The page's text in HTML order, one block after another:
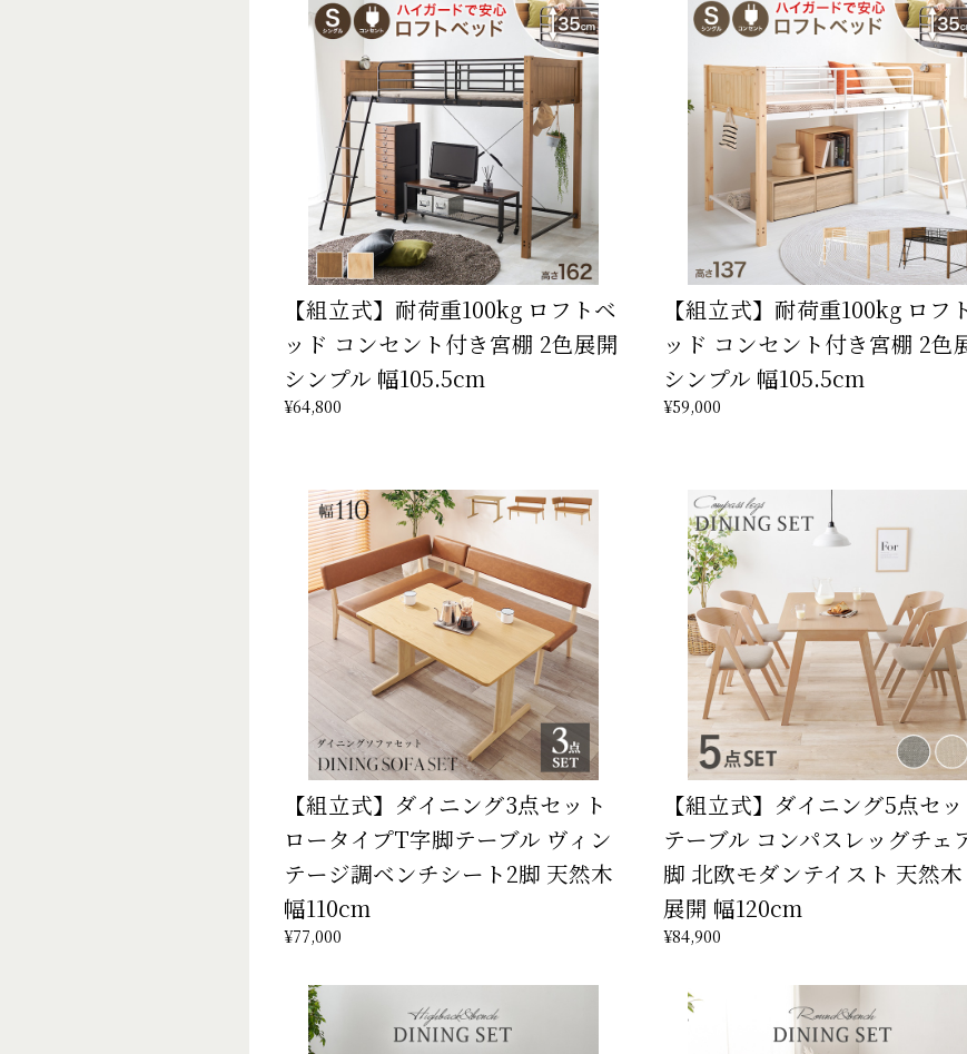
【組立式】耐荷重100kg ロフトベ
ッド コンセント付き宮棚 2色展開
シンプル 幅105.5cm
¥64,800
【組立式】耐荷重100kg ロフ
ッド コンセント付き宮棚 2色
シンプル 幅105.5cm
¥59,000
【組立式】ダイニング3点セット
ロータイプT字脚テーブル ヴィン
テージ調ベンチシート2脚 天然木
幅110cm
¥77,000
【組立式】ダイニング5点セッ
テーブル コンパスレッグチェ
脚 北欧モダンテイスト 天然木
展開 幅120cm
¥84,900